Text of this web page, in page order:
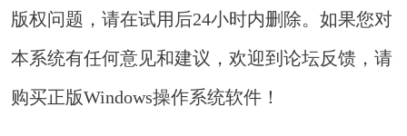
版权问题，请在试用后24小时内删除。如果您对
本系统有任何意见和建议，欢迎到论坛反馈，请
购买正版Windows操作系统软件！